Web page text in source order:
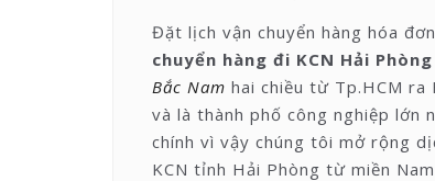
Đặt lịch vận chuyển hàng hóa
chuyển hàng đi KCN Hải Phòng
Bắc Nam hai chiều từ Tp.HCM ra
và là thành phố công nghiệp lớn
chính vì vậy chúng tôi mở rộng
KCN tỉnh Hải Phòng từ miền